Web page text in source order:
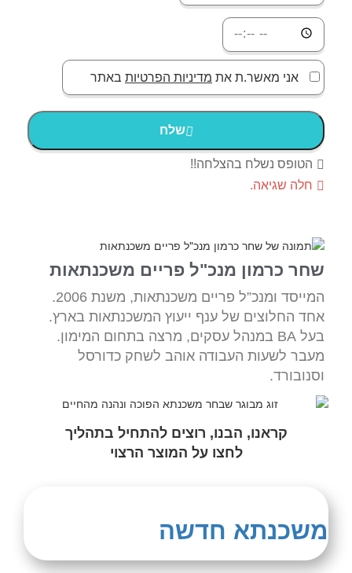
אני מאשר.ת את מדיניות הפרטיות באתר
שלח
הטופס נשלח בהצלחה!!
חלה שגיאה.
שחר כרמון מנכ"ל פריים משכנתאות
המייסד ומנכ”ל פריים משכנתאות, משנת 2006.
אחד החלוצים של ענף ייעוץ המשכנתאות בארץ.
בעל BA במנהל עסקים, מרצה בתחום המימון.
מעבר לשעות העבודה אוהב לשחק כדורסל
וסנובורד.
קראנו, הבנו, רוצים להתחיל בתהליך
לחצו על המוצר הרצוי
משכנתא חדשה